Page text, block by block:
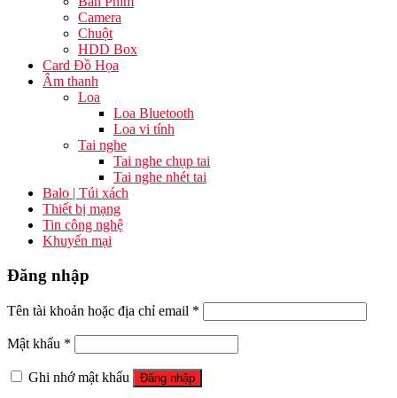
Camera
Chuột
HDD Box
Card Đồ Họa
Âm thanh
Loa
Loa Bluetooth
Loa vi tính
Tai nghe
Tai nghe chụp tai
Tai nghe nhét tai
Balo | Túi xách
Thiết bị mạng
Tin công nghệ
Khuyến mại
Đăng nhập
Tên tài khoản hoặc địa chỉ email *
Mật khẩu *
Ghi nhớ mật khẩu Đăng nhập